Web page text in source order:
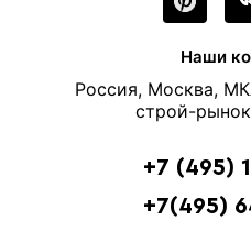
Наши
Россия, Москва,
строй-
+7 (495)
+7(495)